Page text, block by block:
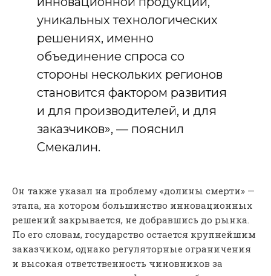
уникальных технологических
решениях, именно
объединение спроса со
стороны нескольких регионов
становится фактором развития
и для производителей, и для
заказчиков», — пояснил
Смекалин.
Он также указал на проблему «долины смерти» —
этапа, на котором большинство инновационных
решений закрывается, не добравшись до рынка.
По его словам, государство остается крупнейшим
заказчиком, однако регуляторные ограничения
и высокая ответственность чиновников за